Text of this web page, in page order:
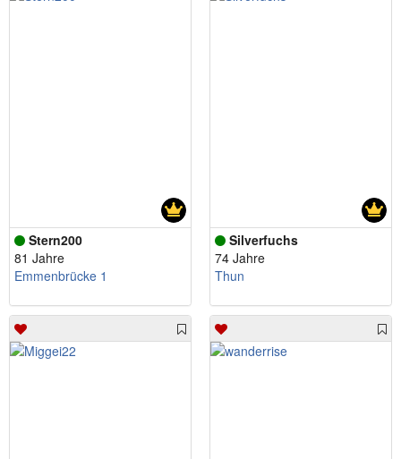
Stern200
81 Jahre
Emmenbrücke 1
Silverfuchs
74 Jahre
Thun